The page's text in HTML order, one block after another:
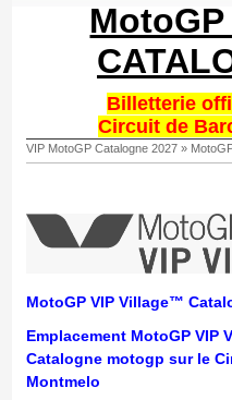
Billetterie
Circuit de
VIP MotoGP Catalogne 2027»
MotoGP VIP Village™
Emplacement MotoGP VIP
Catalogne motogp sur le
Montmelo